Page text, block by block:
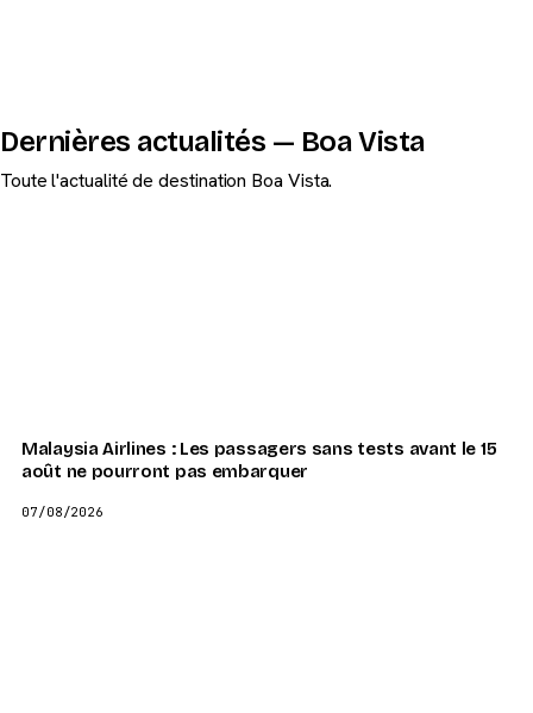
Dernières actualités — Boa Vista
Toute l'actualité de destination Boa Vista.
Malaysia Airlines : Les passagers sans tests avant le 15
août ne pourront pas embarquer
07/08/2026